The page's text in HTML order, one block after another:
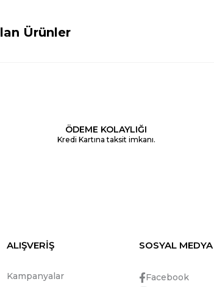
Ürünler
ÖDEME KOLAYLIĞI
Kredi Kartına taksit imkanı.
ALIŞVERİŞ
Kampanyalar
SOSYAL MEDYA
Facebook